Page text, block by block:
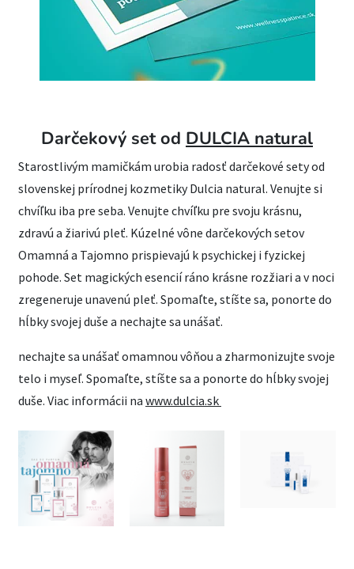
Darčekový set od DULCIA natural
Starostlivým mamičkám urobia radosť darčekové sety od
slovenskej prírodnej kozmetiky Dulcia natural. Venujte si
chvíľku iba pre seba. Venujte chvíľku pre svoju krásnu,
zdravú a žiarivú pleť. Kúzelné vône darčekových setov
Omamná a Tajomno prispievajú k psychickej i fyzickej
pohode. Set magických esencií ráno krásne rozžiari a v noci
zregeneruje unavenú pleť. Spomaľte, stíšte sa, ponorte do
hĺbky svojej duše a nechajte sa unášať.
nechajte sa unášať omamnou vôňou a zharmonizujte svoje
telo i myseľ. Spomaľte, stíšte sa a ponorte do hĺbky svojej
duše. Viac informácii na www.dulcia.sk